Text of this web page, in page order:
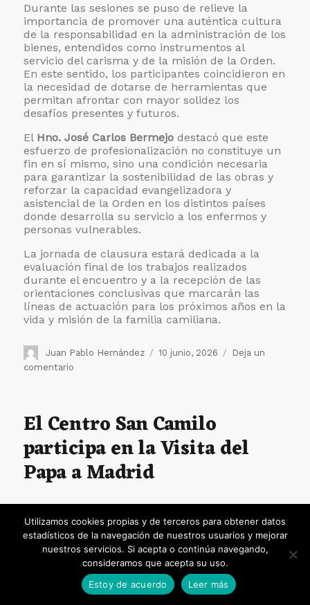
Durante las sesiones se puso de relieve la
importancia de promover una auténtica cultura
de la responsabilidad en la administración de los
bienes, entendidos como instrumentos al
servicio del carisma y de la misión de la Orden.
En este sentido, los participantes coincidieron en
la necesidad de dotarse de herramientas que
permitan afrontar con mayor solidez los
desafíos presentes y futuros.
El Hno. José Carlos Bermejo destacó que este
esfuerzo de profesionalización no constituye un
fin en sí mismo, sino una condición necesaria
para garantizar la sostenibilidad de las obras y
reforzar la capacidad evangelizadora y
asistencial de la Orden en los distintos países
donde desarrolla su servicio a los enfermos y
personas vulnerables.
La jornada de clausura estará dedicada a la
evaluación final de los trabajos realizados
durante el encuentro y a la recepción de las
orientaciones conclusivas que marcarán las
líneas de actuación para los próximos años en la
vida y misión de la familia camiliana.
Autor
Juan Pablo Hernández
Publicado
10 junio, 2026
Deja un
comentario
la
profesionalización
de
su
El Centro San Camilo
participa en la Visita del
Papa a Madrid
Utilizamos cookies propias y de terceros para obtener datos
estadísticos de la navegación de nuestros usuarios y mejorar
nuestros servicios. Si acepta o continúa navegando,
consideramos que acepta su uso.
Estoy de acuerdo
Leer más